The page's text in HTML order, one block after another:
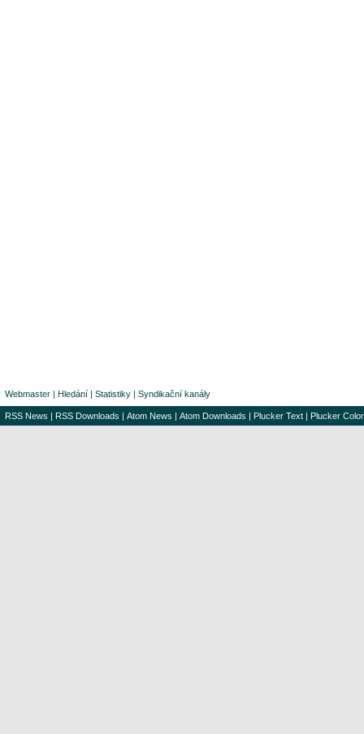
Webmaster | Hledání | Statistiky | Syndikační kanály
RSS News | RSS Downloads | Atom News | Atom Downloads | Plucker Text | Plucker Color